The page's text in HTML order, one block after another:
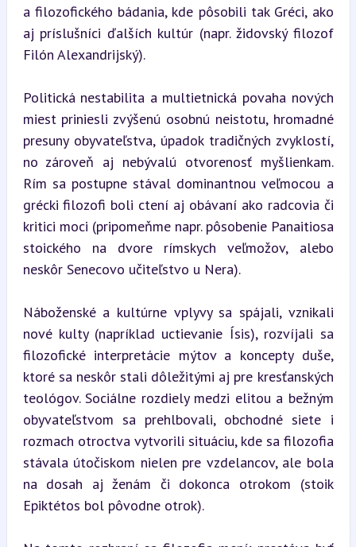
a filozofického bádania, kde pôsobili tak Gréci, ako
aj príslušníci ďalších kultúr (napr. židovský filozof
Filón Alexandrijský).
Politická nestabilita a multietnická povaha nových
miest priniesli zvýšenú osobnú neistotu, hromadné
presuny obyvateľstva, úpadok tradičných zvyklostí,
no zároveň aj nebývalú otvorenosť myšlienkam.
Rím sa postupne stával dominantnou veľmocou a
grécki filozofi boli ctení aj obávaní ako radcovia či
kritici moci (pripomeňme napr. pôsobenie Panaitiosa
stoického na dvore rímskych veľmožov, alebo
neskôr Senecovo učiteľstvo u Nera).
Náboženské a kultúrne vplyvy sa spájali, vznikali
nové kulty (napríklad uctievanie Ísis), rozvíjali sa
filozofické interpretácie mýtov a koncepty duše,
ktoré sa neskôr stali dôležitými aj pre kresťanských
teológov. Sociálne rozdiely medzi elitou a bežným
obyvateľstvom sa prehlbovali, obchodné siete i
rozmach otroctva vytvorili situáciu, kde sa filozofia
stávala útočiskom nielen pre vzdelancov, ale bola
na dosah aj ženám či dokonca otrokom (stoik
Epiktétos bol pôvodne otrok).